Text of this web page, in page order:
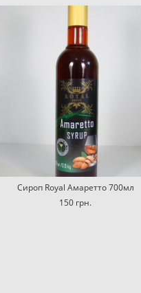
Сироп Royal Амаретто 700мл
150 грн.